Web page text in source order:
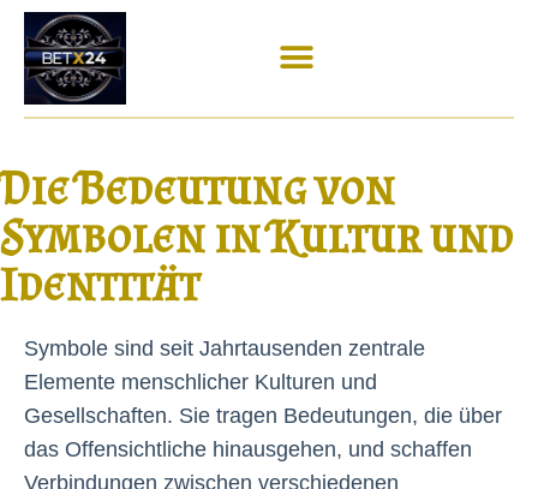
Die Bedeutung von
Symbolen in Kultur und
Identität
Symbole sind seit Jahrtausenden zentrale
Elemente menschlicher Kulturen und
Gesellschaften. Sie tragen Bedeutungen, die über
das Offensichtliche hinausgehen, und schaffen
Verbindungen zwischen verschiedenen